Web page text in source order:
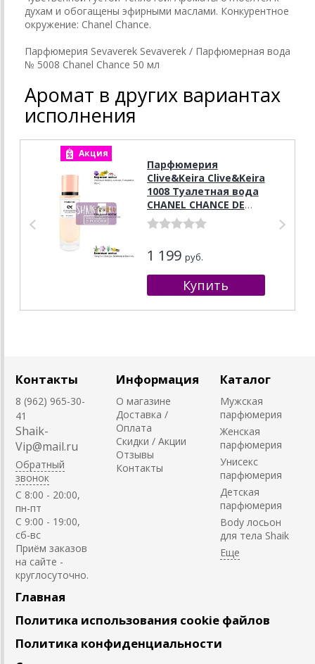
духам и обогащены эфирными маслами. Конкурентное
окружение: Chanel Chance.
Парфюмерия Sevaverek Sevaverek / Парфюмерная вода
№ 5008 Chanel Chance 50 мл
Аромат в других вариантах
исполнения
Акция
Парфюмерия
Clive&Keira Clive&Keira
1008 Туалетная вода
CHANEL CHANCE DE
PARFUME 30ml
1 199 руб.
Контакты
8 (962) 965-30-
41
Shaik-
Vip@mail.ru
Обратный
звонок
C 8:00 - 20:00,
пн-пт
С 9:00 - 19:00,
сб-вс
Приём заказов
на сайте -
круглосуточно.
Информация
О магазине
Доставка /
Оплата
Скидки / Акции
Отзывы
Контакты
Каталог
Мужская
парфюмерия
Женская
парфюмерия
Унисекс
парфюмерия
Детская
парфюмерия
Body лосьон
для тела Shaik
Главная
Политика использования cookie файлов
Политика конфиденциальности